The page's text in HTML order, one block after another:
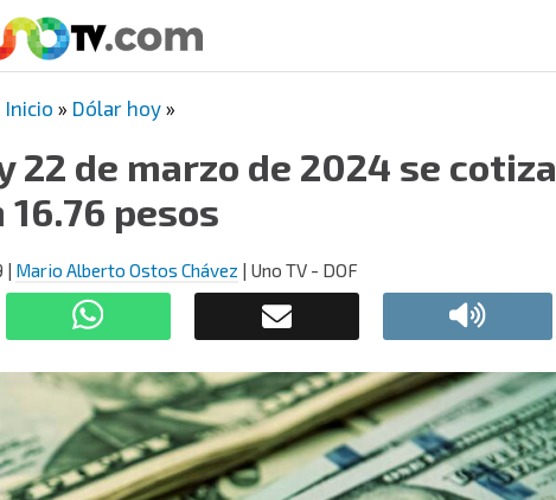
Inicio » Dólar hoy»
22 de marzo de 2024 se cotiza
16.76 pesos
| Mario Alberto Ostos Chávez | Uno TV - DOF